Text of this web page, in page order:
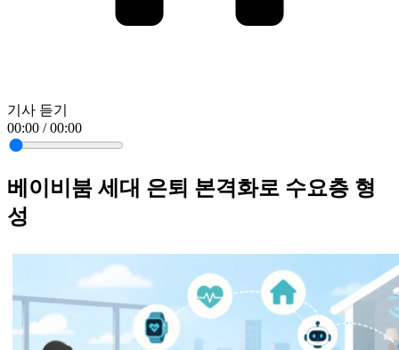
기사 듣기
00:00 / 00:00
베이비붐 세대 은퇴 본격화로 수요층 형
성